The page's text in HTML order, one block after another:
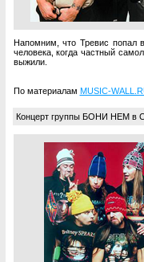
Напомним, что Тревис попал
человека, когда частный
выжили.
По материалам MUSIC-
Концерт группы БОНИ НЕМ в